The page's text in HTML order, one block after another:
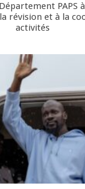
PAPS
révision et à la
activités